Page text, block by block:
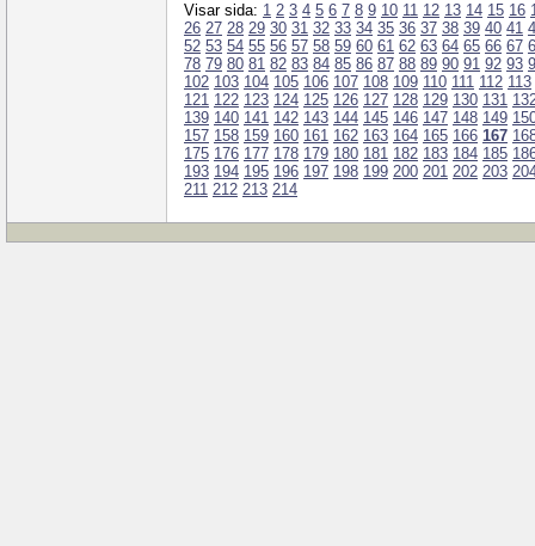
Visar sida: 1 2 3 4 5 6 7 8 9 10 11 12 13 14 15 16
26 27 28 29 30 31 32 33 34 35 36 37 38 39 40 41
52 53 54 55 56 57 58 59 60 61 62 63 64 65 66 67
78 79 80 81 82 83 84 85 86 87 88 89 90 91 92 93
102 103 104 105 106 107 108 109 110 111 112 113
121 122 123 124 125 126 127 128 129 130 131
139 140 141 142 143 144 145 146 147 148 149
157 158 159 160 161 162 163 164 165 166 167
175 176 177 178 179 180 181 182 183 184 185
193 194 195 196 197 198 199 200 201 202 203
211 212 213 214